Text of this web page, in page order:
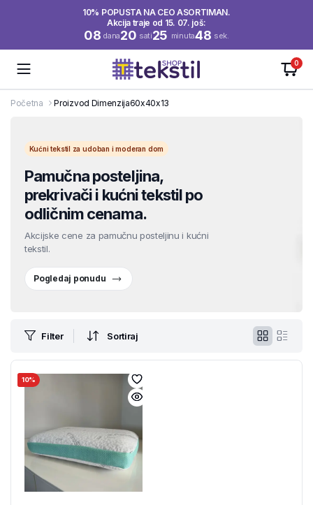
10% POPUSTA NA CEO ASORTIMAN.
Akcija traje od 15. 07. još:
08 dana20 sati25 minuta48 sek.
0
Početna Proizvod Dimenzija60x40x13
Kućni tekstil za udoban i moderan dom
Pamučna posteljina,
prekrivači i kućni tekstil po
odličnim cenama.
Akcijske cene za pamučnu posteljinu i kućni
tekstil.
Pogledaj ponudu
Filter Sortiraj
10%